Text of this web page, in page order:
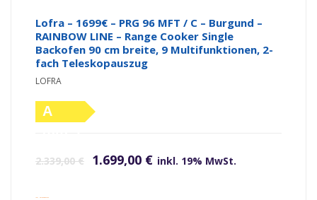
Lofra – 1699€ – PRG 96 MFT / C – Burgund –
RAINBOW LINE – Range Cooker Single
Backofen 90 cm breite, 9 Multifunktionen, 2-
fach Teleskopauszug
LOFRA
A
2.339,00€ 1.699,00 € inkl. 19% MwSt.
inkl. Versandkosten